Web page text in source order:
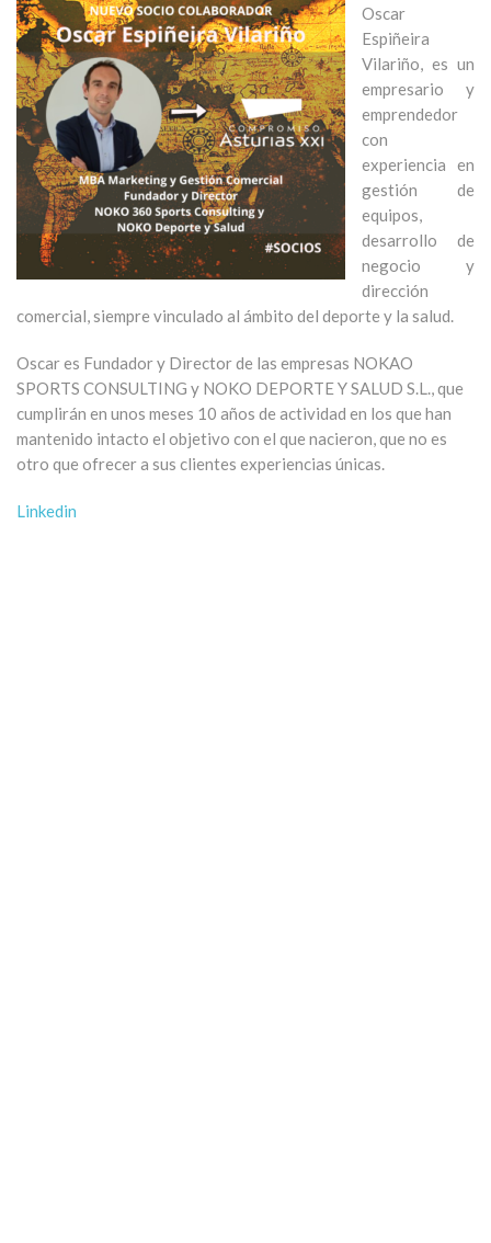
Oscar
Espiñeira
Vilariño, es un
empresario y
emprendedor
con
experiencia en
gestión de
equipos,
desarrollo de
negocio y
dirección
comercial, siempre vinculado al ámbito del deporte y la salud.
Oscar es Fundador y Director de las empresas NOKAO
SPORTS CONSULTING y NOKO DEPORTE Y SALUD S.L., que
cumplirán en unos meses 10 años de actividad en los que han
mantenido intacto el objetivo con el que nacieron, que no es
otro que ofrecer a sus clientes experiencias únicas.
Linkedin